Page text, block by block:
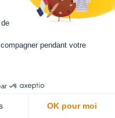
d’impression, à base de
française (chez notre
de prévoir une paire de
pendant votre
OK pour moi